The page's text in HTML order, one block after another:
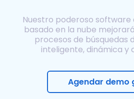
Nuestro poderoso
basado en la nube
procesos de búsquedas
inteligente, dinámica y
Agendar demo